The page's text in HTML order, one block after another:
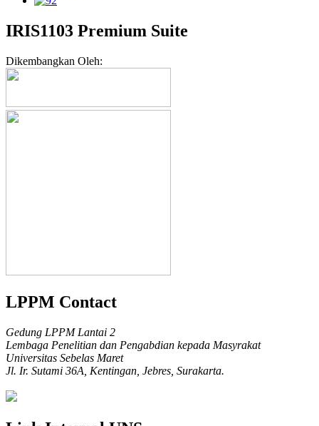
IRIS1103 Premium Suite
Dikembangkan Oleh:
LPPM Contact
Gedung LPPM Lantai 2
Lembaga Penelitian dan Pengabdian kepada Masyrakat
Universitas Sebelas Maret
Jl. Ir. Sutami 36A, Kentingan, Jebres, Surakarta.